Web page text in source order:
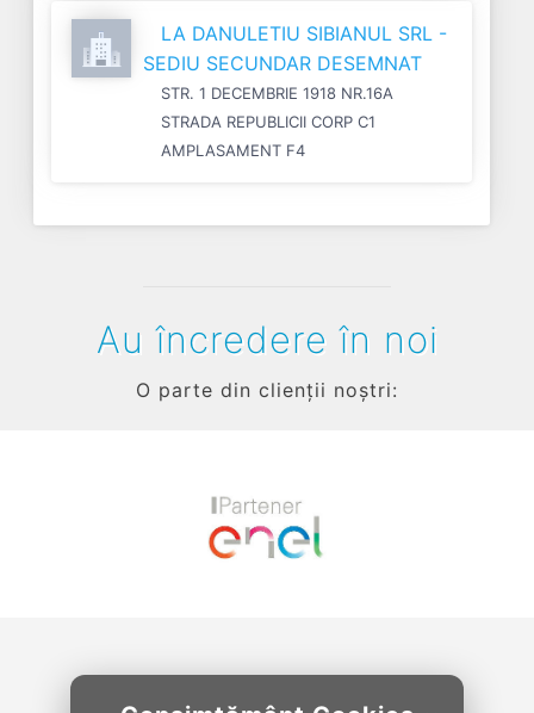
LA DANULETIU SIBIANUL SRL -
SEDIU SECUNDAR DESEMNAT
STR. 1 DECEMBRIE 1918 NR.16A
STRADA REPUBLICII CORP C1
AMPLASAMENT F4
Au încredere în noi
O parte din clienții noștri: